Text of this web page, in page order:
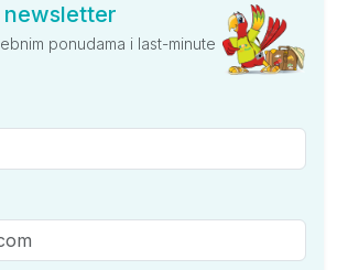
newsletter
ponudama i last-minute